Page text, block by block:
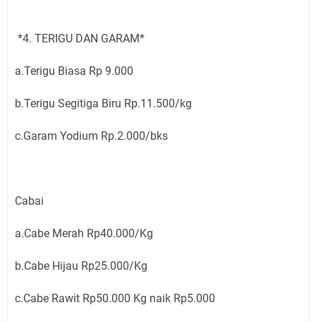
*4. TERIGU DAN GARAM*
a.Terigu Biasa Rp 9.000
b.Terigu Segitiga Biru Rp.11.500/kg
c.Garam Yodium Rp.2.000/bks
Cabai
a.Cabe Merah Rp40.000/Kg
b.Cabe Hijau Rp25.000/Kg
c.Cabe Rawit Rp50.000 Kg naik Rp5.000